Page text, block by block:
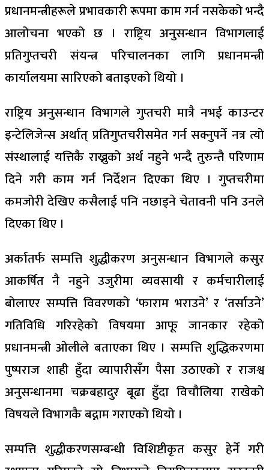
प्रधानमन्त्रीहरूले प्रभावकारी रूपमा काम गर्न नसकेको भन्दै
आलोचना भएको छ । राष्ट्रिय अनुसन्धान विभागलाई
प्रतिगुप्तचरी संयन्त्र परिचालनका लागि प्रधानमन्त्री
कार्यालयमा सारिएको बताइएको थियो ।
राष्ट्रिय अनुसन्धान विभागले गुप्तचरी मात्रै नभई काउन्टर
इन्टेलिजेन्स अर्थात् प्रतिगुप्तचरीसमेत गर्न सक्नुपर्ने नत्र त्यो
संस्थालाई यत्तिकै राख्नुको अर्थ नहुने भन्दै तुरुन्तै परिणाम
दिने गरी काम गर्न निर्देशन दिएका थिए । गुप्तचरीमा
कमजोरी देखिए कसैलाई पनि नछाड्ने चेतावनी पनि उनले
दिएका थिए ।
अर्कातर्फ सम्पत्ति शुद्धीकरण अनुसन्धान विभागले कसुर
आकर्षित नै नहुने उजुरीमा व्यवसायी र कर्मचारीलाई
बोलाएर सम्पत्ति विवरणको ‘फाराम भराउने’ र ‘तर्साउने’
गतिविधि गरिरहेको विषयमा आफू जानकार रहेको
प्रधानमन्त्री ओलीले बताएका थिए । सम्पत्ति शुद्धिकरणमा
पुष्पराज शाही हुँदा व्यापारीसँग पैसा उठाएको र राजश्व
अनुसन्धानमा चक्रबहादुर बूढा हुँदा विचौलिया राखेको
विषयले विभागकै बद्नाम गराएको थियो ।
सम्पत्ति शुद्धीकरणसम्बन्धी विशिष्टीकृत कसुर हेर्ने गरी